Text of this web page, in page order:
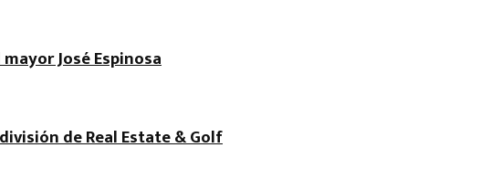
José Espinosa
de Real Estate & Golf